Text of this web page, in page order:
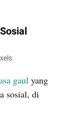
gaul yang
sosial, di